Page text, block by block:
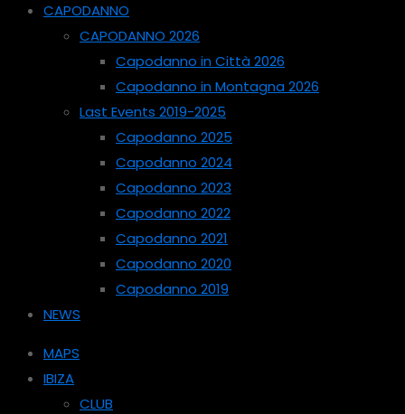
CAPODANNO
CAPODANNO 2026
Capodanno in Città 2026
Capodanno in Montagna 2026
Last Events 2019-2025
Capodanno 2025
Capodanno 2024
Capodanno 2023
Capodanno 2022
Capodanno 2021
Capodanno 2020
Capodanno 2019
NEWS
MAPS
IBIZA
CLUB